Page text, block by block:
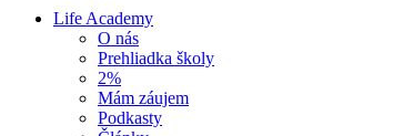
Life Academy
O nás
Prehliadka školy
2%
Mám záujem
Podkasty